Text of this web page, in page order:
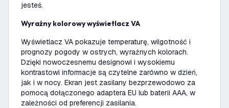
jesteś.
Wyraźny kolorowy wyświetlacz VA
Wyświetlacz VA pokazuje temperaturę, wilgotność i
prognozy pogody w ostrych, wyraźnych kolorach.
Dzięki nowoczesnemu designowi i wysokiemu
kontrastowi informacje są czytelne zarówno w dzień,
jak i w nocy. Ekran jest zasilany bezprzewodowo za
pomocą dołączonego adaptera EU lub baterii AAA, w
zależności od preferencji zasilania.